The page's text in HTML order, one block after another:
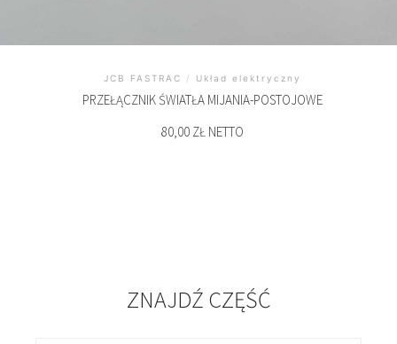
JCB FASTRAC / Układ elektryczny
PRZEŁĄCZNIK ŚWIATŁA MIJANIA-POSTOJOWE
80,00 ZŁ NETTO
ZNAJDŹ CZĘŚĆ